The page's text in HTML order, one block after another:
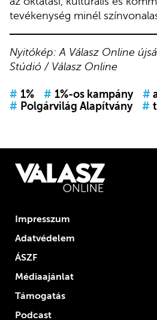
tevékenység minél
Nyitókép: A Válasz Online
Stúdió / Válasz Online
# 1% # 1%-os kampány #
# Polgárvilág Alapítvány #
Impresszum
Adatvédelem
ÁSZF
Médiaajánlat
Támogatás
Podcast